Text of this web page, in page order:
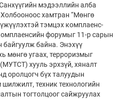
мэдээллийн алба
хамтран “Мөнгө
тэмцэх комплаенс-
форумыг 11-р сарын
байгуулж байна. Энэхүү
мөнгө угаах, терроризмыг
хууль эрхзүй, хяналт
оролцогч бүх талуудын
техник технологийн
тогтолцоог сайжруулах